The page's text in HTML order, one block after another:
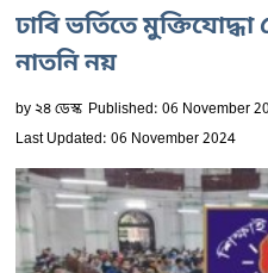
ঢাবি ভর্তিতে
নাতনি নয়
by২৪ ডেস্ক Published: 06 November
Last Updated: 06 November 2024